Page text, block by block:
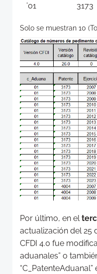
’01 3173
Solo se muestran 10
Por último, en el
actualización del 25
CFDI 4.0 fue
aduanales” o